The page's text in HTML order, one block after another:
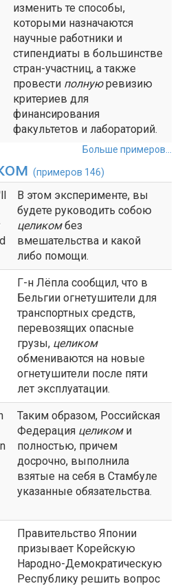
изменить те способы,
которыми назначаются
научные работники и
стипендиаты в большинстве
стран-участниц, а также
провести полнуюревизию
критериев для
финансирования
факультетов и лабораторий.
Больше примеров...
(примеров 146)
В этом эксперименте, вы
будете руководить собою
целикомбез
вмешательства и какой
либо помощи.
Г-н Лёпла сообщил, что в
Бельгии огнетушители для
транспортных средств,
перевозящих опасные
грузы, целиком
обмениваются на новые
огнетушители после пяти
лет эксплуатации.
Таким образом, Российская
Федерация целикоми
полностью, причем
досрочно, выполнила
взятые на себя в Стамбуле
указанные обязательства.
Правительство Японии
призывает Корейскую
Народно-Демократическую
Республику решить вопрос